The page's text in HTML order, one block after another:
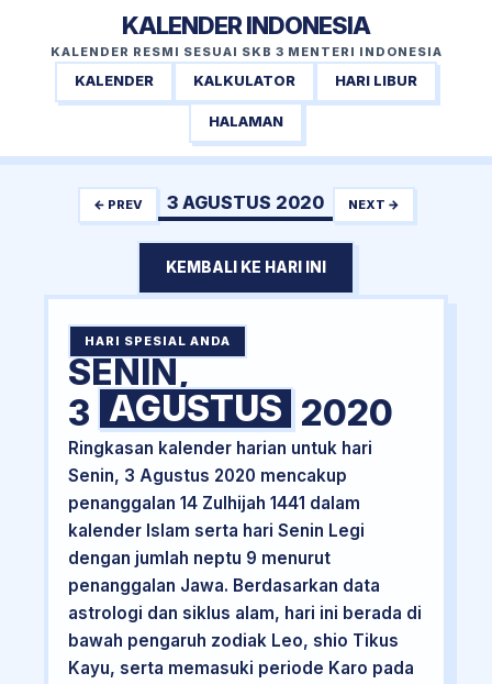
KALENDER INDONESIA
KALENDER RESMI SESUAI SKB 3 MENTERI INDONESIA
KALENDER KALKULATOR HARI LIBUR
HALAMAN
← PREV 3 AGUSTUS 2020 NEXT →
KEMBALI KE HARI INI
HARI SPESIAL ANDA
SENIN,
3 AGUSTUS 2020
Ringkasan kalender harian untuk hari
Senin, 3 Agustus 2020 mencakup
penanggalan 14 Zulhijah 1441 dalam
kalender Islam serta hari Senin Legi
dengan jumlah neptu 9 menurut
penanggalan Jawa. Berdasarkan data
astrologi dan siklus alam, hari ini berada di
bawah pengaruh zodiak Leo, shio Tikus
Kayu, serta memasuki periode Karo pada